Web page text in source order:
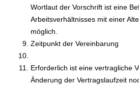
Wortlaut der Vorschrift ist eine
Arbeitsverhältnisses mit einer
möglich.
Zeitpunkt der Vereinbarung
Erforderlich ist eine vertragliche
Änderung der Vertragslaufzeit